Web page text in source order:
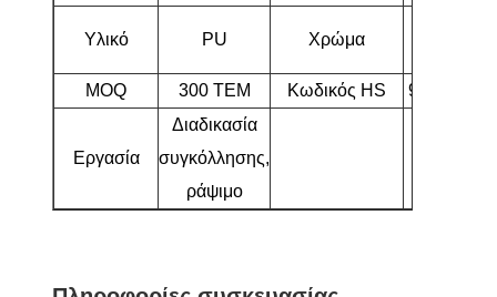
Υλικό PU Χρώμα
MOQ
300 ΤΕΜ Κωδικός HS 95063900
Εργασία
Διαδικασία
συγκόλλησης,
ράψιμο